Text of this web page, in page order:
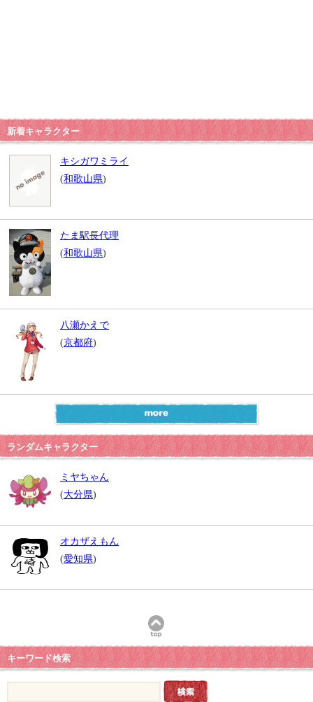
新着キャラクター
キシガワミライ
(和歌山県)
たま駅長代理
(和歌山県)
八瀬かえで
(京都府)
ランダムキャラクター
ミヤちゃん
(大分県)
オカザえもん
(愛知県)
キーワード検索